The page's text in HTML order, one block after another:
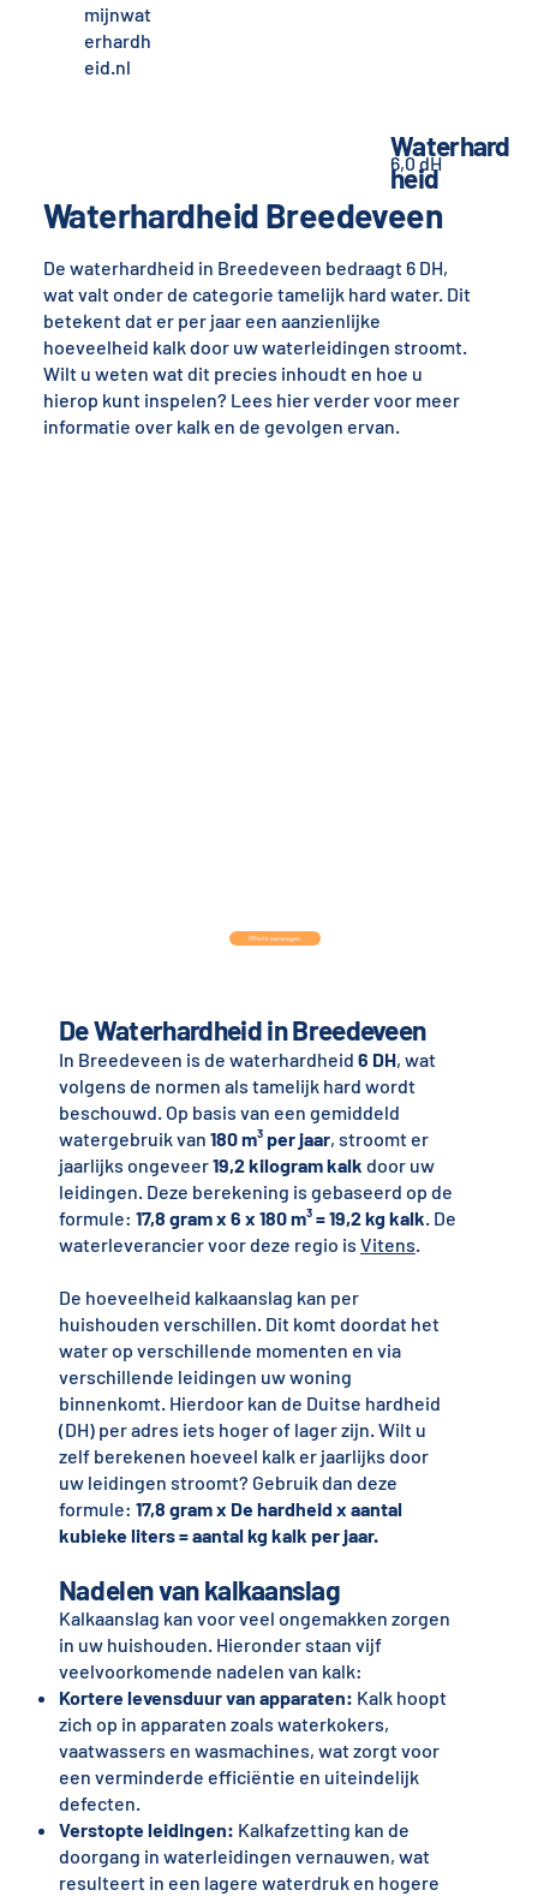
mijnwat
erhardh
eid.nl
Waterhardheid Breedeveen
De waterhardheid in Breedeveen bedraagt 6 DH,
wat valt onder de categorie tamelijk hard water. Dit
betekent dat er per jaar een aanzienlijke
hoeveelheid kalk door uw waterleidingen stroomt.
Wilt u weten wat dit precies inhoudt en hoe u
hierop kunt inspelen? Lees hier verder voor meer
informatie over kalk en de gevolgen ervan.
Waterhard
heid
6,0 dH
De Waterhardheid in Breedeveen
In Breedeveen is de waterhardheid 6 DH, wat
volgens de normen als tamelijk hard wordt
beschouwd. Op basis van een gemiddeld
watergebruik van 180 m³ per jaar, stroomt er
jaarlijks ongeveer19,2 kilogram kalk door uw
leidingen. Deze berekening is gebaseerd op de
formule: 17,8 gram x 6 x 180 m³ = 19,2 kg kalk. De
waterleverancier voor deze regio is Vitens.
De hoeveelheid kalkaanslag kan per
huishouden verschillen. Dit komt doordat het
water op verschillende momenten en via
verschillende leidingen uw woning
binnenkomt. Hierdoor kan de Duitse hardheid
(DH) per adres iets hoger of lager zijn. Wilt u
zelf berekenen hoeveel kalk er jaarlijks door
uw leidingen stroomt? Gebruik dan deze
formule: 17,8 gram x De hardheid x aantal
kubieke liters = aantal kg kalk per jaar.
Nadelen van kalkaanslag
Kalkaanslag kan voor veel ongemakken zorgen
in uw huishouden. Hieronder staan vijf
veelvoorkomende nadelen van kalk:
Kortere levensduur van apparaten: Kalk hoopt
zich op in apparaten zoals waterkokers,
vaatwassers en wasmachines, wat zorgt voor
een verminderde efficiëntie en uiteindelijk
defecten.
Verstopte leidingen: Kalkafzetting kan de
doorgang in waterleidingen vernauwen, wat
resulteert in een lagere waterdruk en hogere
Offerte aanvragen